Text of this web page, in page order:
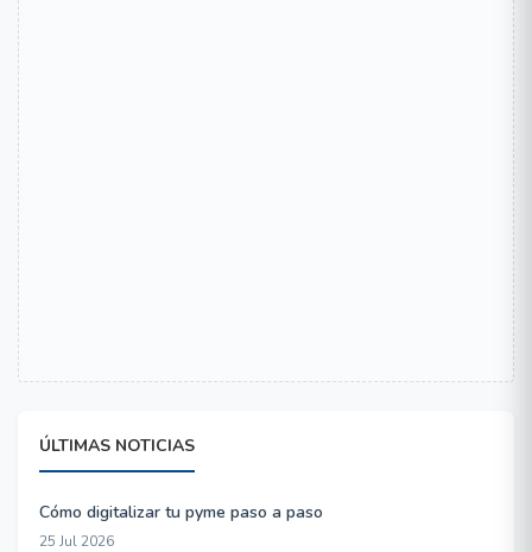
ÚLTIMAS NOTICIAS
Cómo digitalizar tu pyme paso a paso
25 Jul 2026